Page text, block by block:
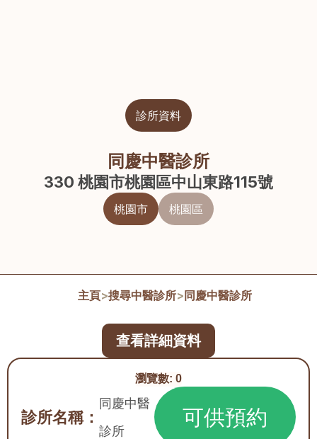
診所資料
同慶中醫診所
330 桃園市桃園區中山東路115號
桃園市 桃園區
主頁>搜尋中醫診所> 同慶中醫診所
瀏覽數: 0
診所名稱：
同慶中醫
診所
可供預約
查看詳細資料